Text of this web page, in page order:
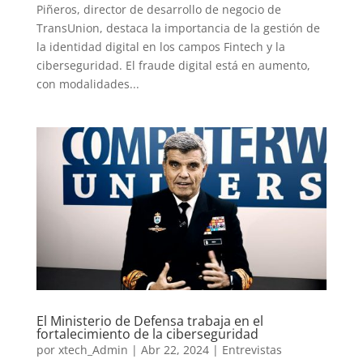
Piñeros, director de desarrollo de negocio de
TransUnion, destaca la importancia de la gestión de
la identidad digital en los campos Fintech y la
ciberseguridad. El fraude digital está en aumento,
con modalidades...
El Ministerio de Defensa trabaja en el
fortalecimiento de la ciberseguridad
por xtech_Admin | Abr 22, 2024| Entrevistas